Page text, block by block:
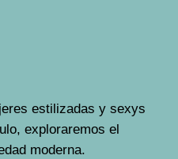
estilizadas y sexys
exploraremos el
moderna.